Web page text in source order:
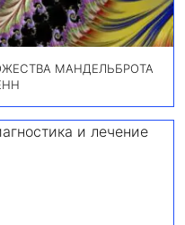
МАНДЕЛЬБРОТА